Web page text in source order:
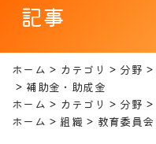
記事
ホーム カテゴリ 分野
補助金・助成金
ホーム
カテゴリ 分野
ホーム
組織 教育委員会